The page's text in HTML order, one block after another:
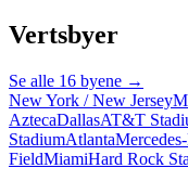
Vertsbyer
Se alle 16 byene →
New York / New Jersey
AztecaDallasAT&T
StadiumAtlanta
FieldMiamiHard Rock